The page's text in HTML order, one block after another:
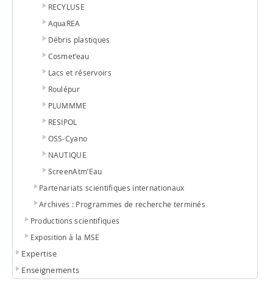
RECYLUSE
AquaREA
Débris plastiques
Cosmet’eau
Lacs et réservoirs
Roulépur
PLUMMME
RESIPOL
OSS-Cyano
NAUTIQUE
ScreenAtm’Eau
Partenariats scientifiques internationaux
Archives : Programmes de recherche terminés
Productions scientifiques
Exposition à la MSE
Expertise
Enseignements